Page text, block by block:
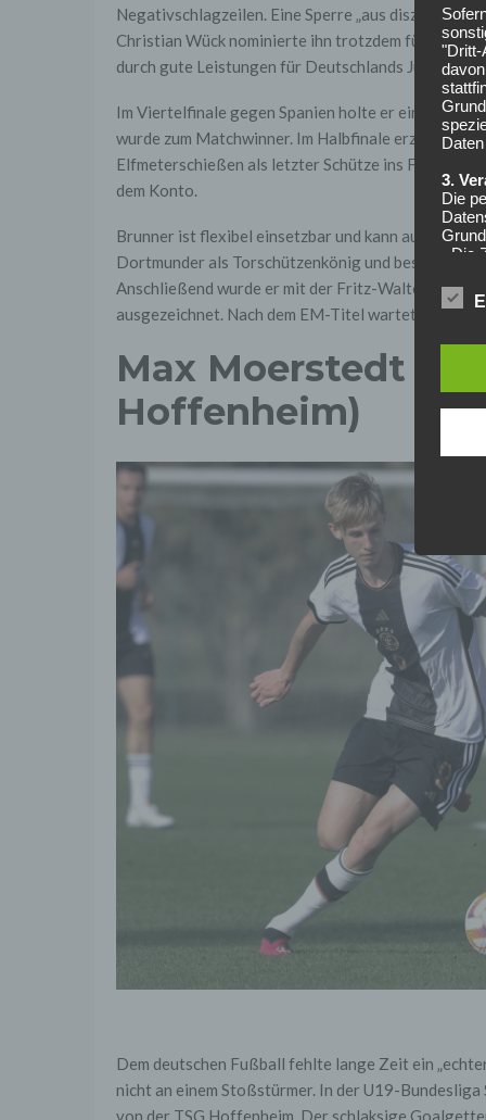
Negativschlagzeilen. Eine Sperre „aus
Christian Wück nominierte ihn trotzdem für die
durch gute Leistungen für Deutschlands Junioren
Im Viertelfinale gegen Spanien holte er einen
wurde zum Matchwinner. Im Halbfinale erzielte
Elfmeterschießen als letzter Schütze ins Finale.
dem Konto.
Brunner ist flexibel einsetzbar und kann auf dem
Dortmunder als Torschützenkönig und bester
Anschließend wurde er mit der Fritz-Walter-
ausgezeichnet. Nach dem EM-Titel wartet am
Max Moerstedt
Hoffenheim)
Dem deutschen Fußball fehlte lange Zeit ein
nicht an einem Stoßstürmer. In der U19-
von der TSG Hoffenheim. Der schlaksige
"Dritt-
3.
Die
-
- Die
Bei
Wir
Wir
5.
Die
Es